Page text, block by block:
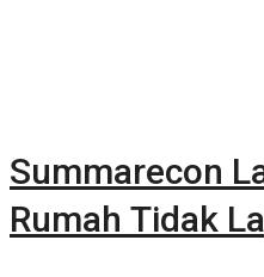
Summarecon
Rumah Tidak